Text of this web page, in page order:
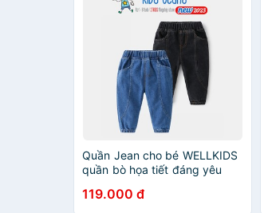
Quần Jean cho bé WELLKIDS
quần bò họa tiết đáng yêu
119.000 đ